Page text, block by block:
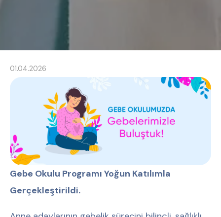
01.04.2026
Gebe Okulu Programı Yoğun Katılımla
Gerçekleştirildi.